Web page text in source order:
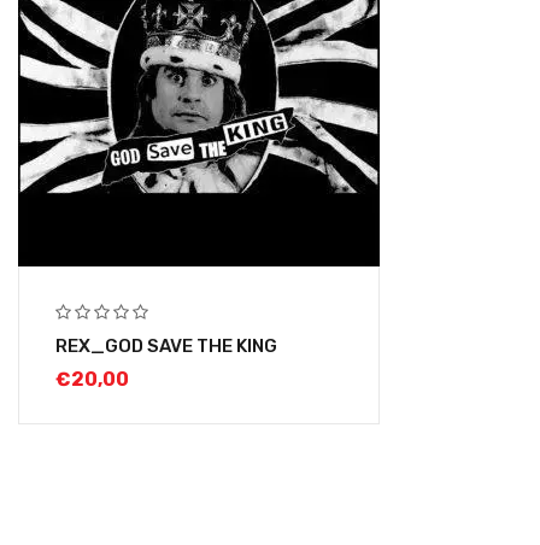
REX_GOD SAVE THE KING
€20,00